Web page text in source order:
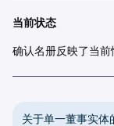
当前状态
确认名册反映了当前
关于单一董事实体